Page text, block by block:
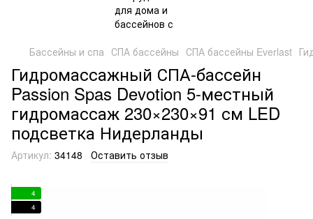
Бассейны и спа СПА бассейны СПА бассейны Everlast
Гидромассажный СПА-бассейн
Passion Spas Devotion 5-местный
гидромассаж 230×230×91 см LED
подсветка Нидерланды
Артикул: 34148 Оставить отзыв
4
4